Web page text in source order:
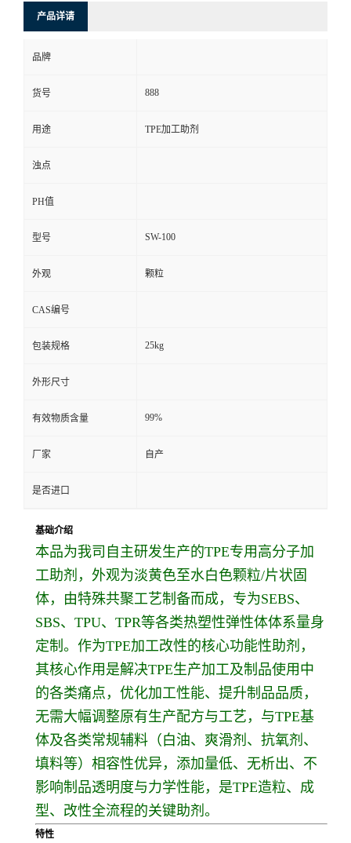
产品详请
品牌
货号 888
用途 TPE加工助剂
浊点
PH值
型号 SW-100
外观 颗粒
CAS编号
包装规格 25kg
外形尺寸
有效物质含量 99%
厂家 自产
是否进口
基础介绍
本品为我司自主研发生产的TPE专用高分子加
工助剂，外观为淡黄色至水白色颗粒/片状固
体，由特殊共聚工艺制备而成，专为SEBS、
SBS、TPU、TPR等各类热塑性弹性体体系量身
定制。作为TPE加工改性的核心功能性助剂，
其核心作用是解决TPE生产加工及制品使用中
的各类痛点，优化加工性能、提升制品品质，
无需大幅调整原有生产配方与工艺，与TPE基
体及各类常规辅料（白油、爽滑剂、抗氧剂、
填料等）相容性优异，添加量低、无析出、不
影响制品透明度与力学性能，是TPE造粒、成
型、改性全流程的关键助剂。
特性